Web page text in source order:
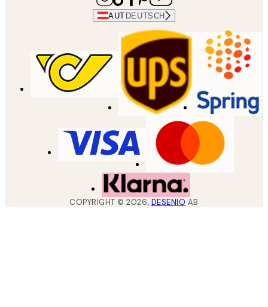
AUT DEUTSCH
COPYRIGHT ©2026, DESENIO AB